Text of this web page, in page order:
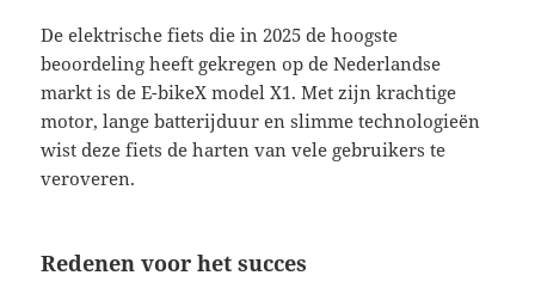
De elektrische fiets die in 2025 de hoogste
beoordeling heeft gekregen op de Nederlandse
markt is de E-bikeX model X1. Met zijn krachtige
motor, lange batterijduur en slimme technologieën
wist deze fiets de harten van vele gebruikers te
veroveren.
Redenen voor het succes